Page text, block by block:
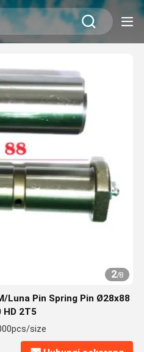
2/8
Luna Pin Spring Pin Ø28x88
HD 2T5
size